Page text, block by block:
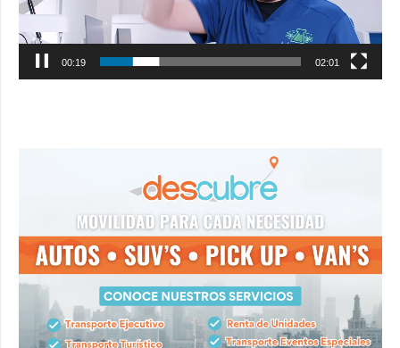
00:20 02:01